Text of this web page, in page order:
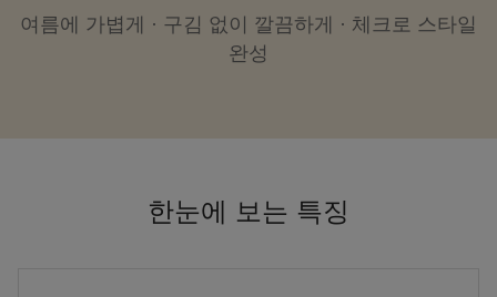
여름에 가볍게 · 구김 없이 깔끔하게 · 체크로 스타일
완성
한눈에 보는 특징